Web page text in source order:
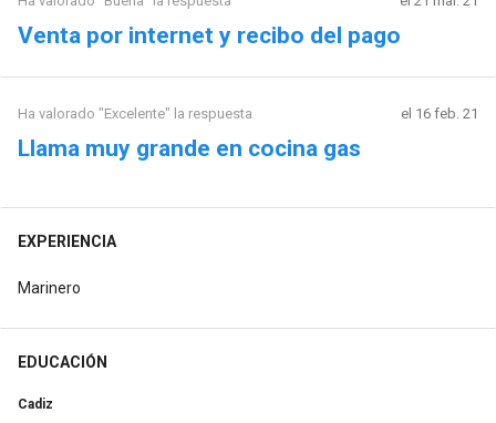
Venta por internet y recibo del pago
Ha valorado "Excelente" la respuesta el 16 feb. 21
Llama muy grande en cocina gas
EXPERIENCIA
Marinero
EDUCACIÓN
Cadiz